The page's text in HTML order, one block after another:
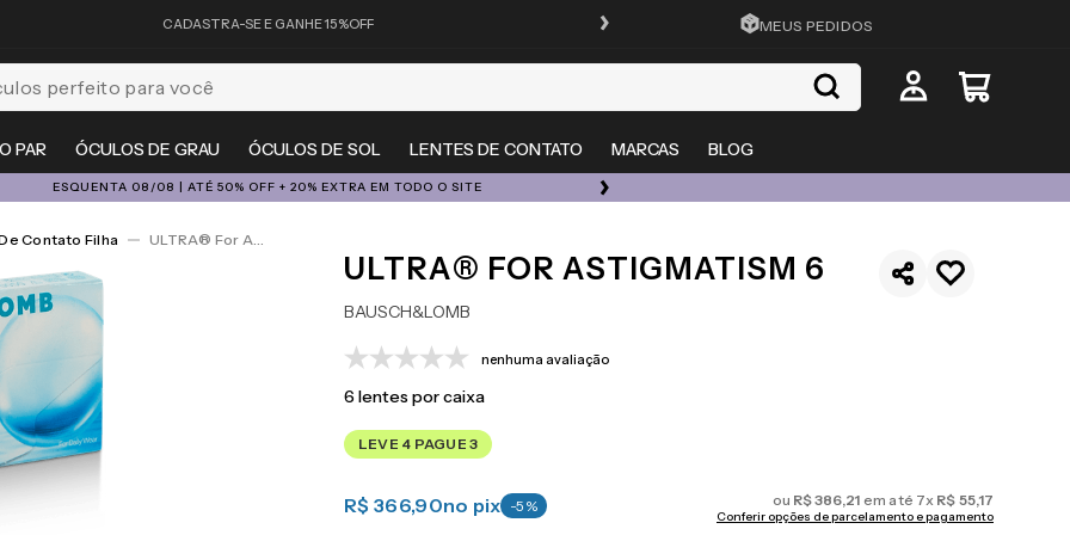
CADASTRA-SE E GANHE 15%OFF FRETE GRÁTIS EM TODO O SITE
MEUS PEDIDOS
PAR ÓCULOS DE GRAU ÓCULOS DE SOL LENTES DE CONTATO MARCAS BLOG
para você
ESQUENTA 08/08 | ATÉ 50% OFF + 20% EXTRA EM TODO O SITE ÓCULOS DE GRAU, SOL E LENTES COM ATÉ 50% OFF + 20% EXTRA
Contato Filha ULTRA® For Astigmatism 6
ULTRA® FOR ASTIGMATISM 6
BAUSCH&LOMB
nenhuma avaliação
6 lentes por caixa
LEVE 4 PAGUE 3
R$ 366,90no pix -5 % ou R$386,21 em até 7x R$ 55,17
Conferir opções de parcelamento e pagamento